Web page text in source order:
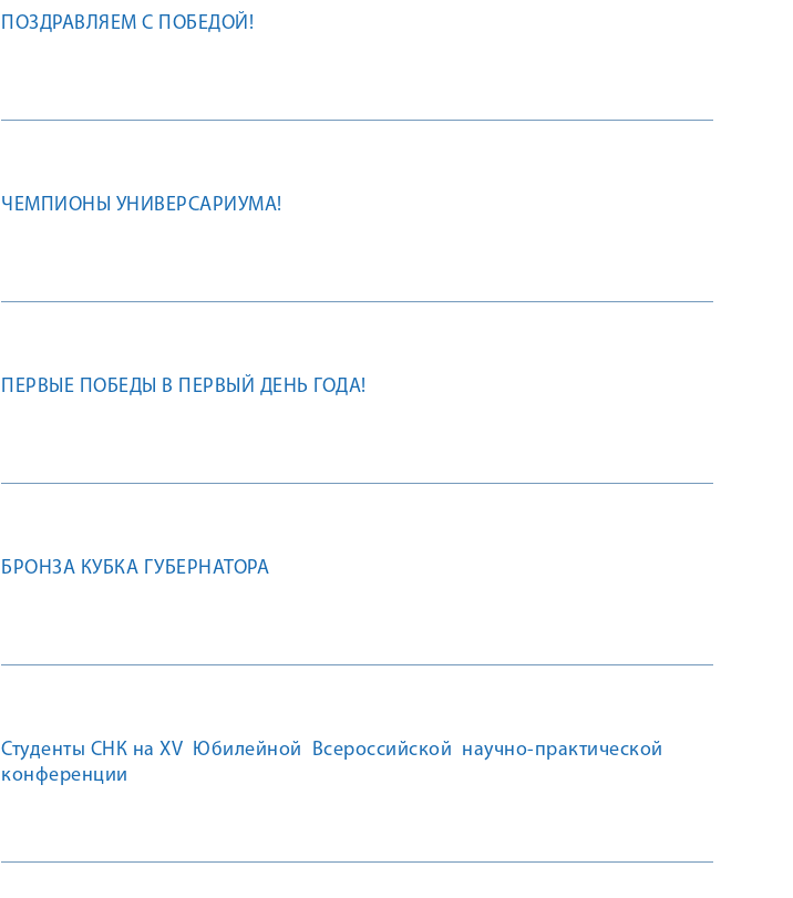
ПОЗДРАВЛЯЕМ С ПОБЕДОЙ!
ЧЕМПИОНЫ УНИВЕРСАРИУМА!
ПЕРВЫЕ ПОБЕДЫ В ПЕРВЫЙ ДЕНЬ ГОДА!
БРОНЗА КУБКА ГУБЕРНАТОРА
Студенты СНК на XV Юбилейной Всероссийской научно-практической
конференции